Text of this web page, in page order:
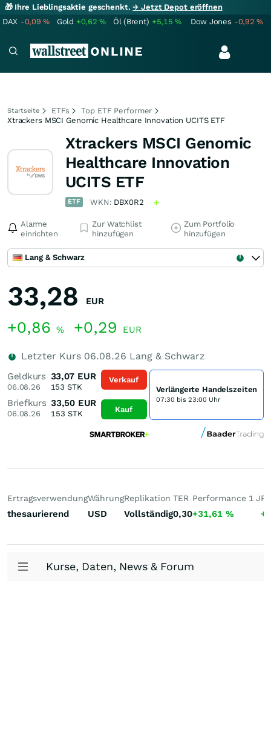
🎁 Ihre Lieblingsaktie geschenkt.→ Jetzt Depot eröffnen
DAX -0,09% Gold +0,62% Öl (Brent) +5,15% Dow Jones -0,92%
Startseite ETFs
Top ETF Performer
Xtrackers MSCI Genomic Healthcare Innovation UCITS ETF
Xtrackers MSCI Genomic
Healthcare Innovation
UCITS ETF
ETF WKN: DBX0R2
Alarme
einrichten
Zur Watchlist
hinzufügen
Zum Portfolio
hinzufügen
Lang & Schwarz
33,28 EUR
+0,86 % +0,29 EUR
Letzter Kurs 06.08.26 Lang & Schwarz
Geldkurs
06.08.26
33,07 EUR
153 STK
Briefkurs
06.08.26
33,50 EUR
153 STK
Verkauf
Kauf
Verlängerte Handelszeiten
07:30 bis 23:00 Uhr
Ertragsverwendung
thesaurierend
Währung
USD
Replikation
Vollständig
TER
0,30
Performance 1 J
+31,61 %
Kurse, Daten, News & Forum